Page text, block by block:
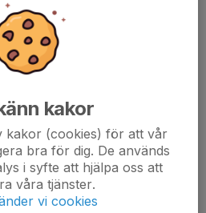
sedan startar
mot Anderslövs Boik på
är 12 minuter, fördelat på 4
Benskydd är obligatoriskt.
vara avtagna, endast läk-
ska då vara tejpade.
kakor
kakor (cookies) för att vår
bra för dig. De används
i syfte att hjälpa oss att
våra tjänster.
vi cookies